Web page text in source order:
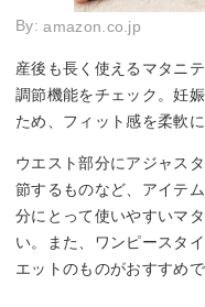
By:amazon.co.jp
産後も長く使えるマタニ
調節機能をチェック。妊
ため、フィット感を柔軟
ウエスト部分にアジャス
節するものなど、アイテ
分にとって使いやすいマ
い。また、ワンピースタ
エットのものがおすすめで